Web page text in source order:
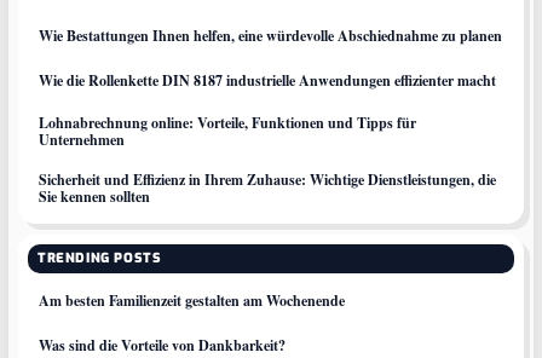
Wie Bestattungen Ihnen helfen, eine würdevolle Abschiednahme zu planen
Wie die Rollenkette DIN 8187 industrielle Anwendungen effizienter macht
Lohnabrechnung online: Vorteile, Funktionen und Tipps für
Unternehmen
Sicherheit und Effizienz in Ihrem Zuhause: Wichtige Dienstleistungen, die
Sie kennen sollten
TRENDING POSTS
Am besten Familienzeit gestalten am Wochenende
Was sind die Vorteile von Dankbarkeit?